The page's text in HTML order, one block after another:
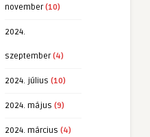
november(10)
2024.
szeptember(4)
2024. július (10)
2024. május (9)
2024. március (4)